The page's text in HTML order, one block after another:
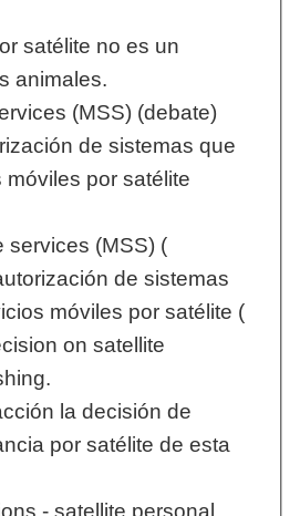
satélite no es un
animales.
(MSS) (debate)
de sistemas que
por satélite
services (MSS) (
de sistemas
móviles por satélite (
on satellite
la decisión de
por satélite de esta
- satellite personal